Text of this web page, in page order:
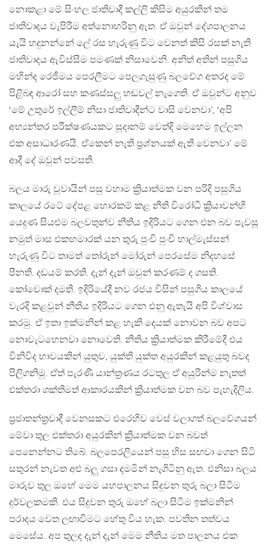
නොකළා මේ සිංහල ජාතිවාදී කල්ලි කිසිම අයුරකින් තම
ජාතිවාදය වැපිරීම අත්නොහරිනු ඇත. ඒ ඔවුන් දේශපාලනය
යැයි හදුනන්නේ ලේ රස හැරුණු විට වෙනත් කිසි රසක් නැති
ජාතිවාදය ඇවිස්සීම පමණක් නිසාවෙනි. අනිත් අතින් පසුගිය
මහින්ද රෙජීමය පෙරලීමට පෙලගැසුණු බලවේග අතරද මේ
පිළිබඳ ආරෝ සහ කණස්සලු හඬවල් නැගෙති. ඒ ඔවුන්ට අනුව
‘මේ උතුරේ ඉල්ලීම් නිසා ජාතිවාදීන්ට වාසි වෙනවා’, ‘අපි
අභ්‍යන්තර පරීක්ෂණයකට සූදානම් වෙත්දි මෙහෙම ඉල්ලන
එක අසාධාරණයි. ඒකෙන් නැති ප්‍රශ්නයක් ඇති වෙනවා’ මේ
ආදී දේ ඔවුන් පවසති.
බලය මාරු වූවායින් පසු වහාම ක්‍රියාත්මක වන පරිදි පසුගිය
කාලයේ රටේ දේපළ හොරකම් කළ නීති විරෝධී ක්‍රියාවන්හි
යෙදුණ සියළුම බලවතුන්ව නීතිය ඉදිරියට ගෙන එන බව පැවසූ
නමුත් මාස එකහමාරක් යන තුරු පුංචි පුංචි හාල්මැස්සන්
හැරුණු විට තාමත් තෝරුන් මෝරුන් පෙරසේම නිදහසේ
පීනති. දඩයම් කරති. දැන් දැන් ඔවුන් කරණම් ද ගසති.
කෝචොක් දමති. ඉදිරියේදී නව රජය විසින් පසුගිය කාලයේ
වැරදි කළවුන් නීතිය ඉදිරියට ගෙන එනු ඇතැයි අපි විශ්වාස
කරමු. ඒ ඉතා ඉක්මනින් කළ හැකි දෙයක් නොවන බව අපට
නොවැටහෙනවා නොවෙති. නීතිය ක්‍රියාත්මක කිරීමේදී එය
විනිවිද භාවයකින් යුතුව, යුක්ති යුක්ත අයුරකින් කළයුතු බවද
පිලිගනිමු. ඒත් පැරණි යාන්ත්‍රණය රටතුල ඒ අයුරින්ම නැතත්
එක්තරා ශක්තිමත් ආකාරයකින් ක්‍රියාත්මක වන බව පැහැදිලිය.
ප්‍රජාතන්ත්‍රවාදී වෙනසකට එරෙහිව වෙස් වලාගත් බලවේගයන්
මේවා තුල එක්තරා අයුරකින් ක්‍රියාත්මක වන බවත්
පෙනෙන්නට තිබේ. බලපෙරලියෙන් පසු හිස සඟවා ගෙන සිටි
සතුරන් නැවත අළු බලු ගසා දමමින් නැගිටිනු ඇත. එනිසා බලය
මාරුව තුල ඔහේ මෙම යහපාලනය සිදුවන තුරු බලා සිටීම
දුර්වලකමකි. එය සිදුවන තුරු ඔහේ බලා සිටීම ඉක්මනින්
පරාදය වෙත ලඟාවීමට හේතු විය හැක. පවතින තත්වය
මෙසේය. අප තුලද දැන් දැන් මෙම නීතිය මත පාලනය එක